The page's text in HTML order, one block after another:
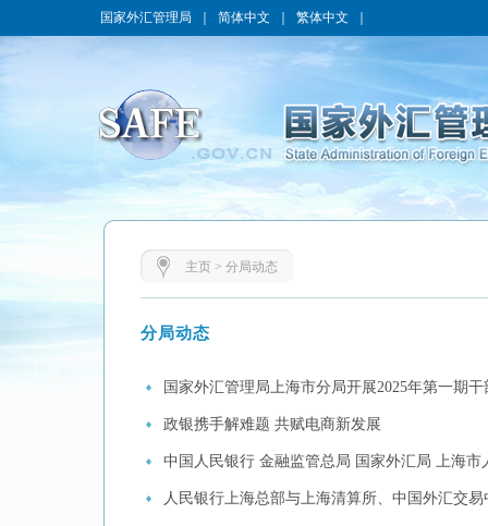
国家外汇管理局 简体中文 繁体中文
主页> 分局动态
分局动态
国家外汇管理局上海市分局开展2025年第一期
政银携手解难题 共赋电商新发展
中国人民银行 金融监管总局 国家外汇局 上海
人民银行上海总部与上海清算所、中国外汇交